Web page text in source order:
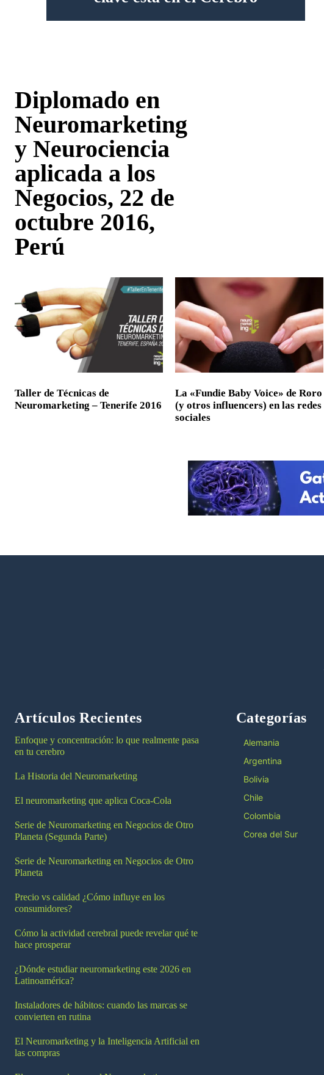
Diplomado en
Neuromarketing
y Neurociencia
aplicada a los
Negocios, 22 de
octubre 2016,
Perú
Taller de Técnicas de
Neuromarketing – Tenerife 2016
La «Fundie Baby Voice» de Roro
(y otros influencers) en las redes
sociales
Artículos Recientes
Enfoque y concentración: lo que realmente pasa
en tu cerebro
La Historia del Neuromarketing
El neuromarketing que aplica Coca-Cola
Serie de Neuromarketing en Negocios de Otro
Planeta (Segunda Parte)
Serie de Neuromarketing en Negocios de Otro
Planeta
Precio vs calidad ¿Cómo influye en los
consumidores?
Cómo la actividad cerebral puede revelar qué te
hace prosperar
¿Dónde estudiar neuromarketing este 2026 en
Latinoamérica?
Instaladores de hábitos: cuando las marcas se
convierten en rutina
El Neuromarketing y la Inteligencia Artificial en
las compras
Categorías
Alemania
Argentina
Bolivia
Chile
Colombia
Corea del Sur